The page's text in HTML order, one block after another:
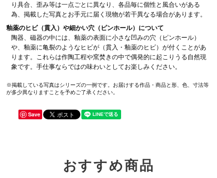
り具合、歪み等は一点ごとに異なり、各品毎に個性と風合いがある
為、掲載した写真とお手元に届く現物が若干異なる場合があります。
釉薬のヒビ（貫入）や細かい穴（ピンホール）について
陶器、磁器の中には、釉薬の表面に小さな凹みの穴（ピンホール）
や、釉薬に亀裂のようなヒビが（貫入・釉薬のヒビ）が付くことがあ
ります。これらは作陶工程や窯焚きの中で偶発的に起こりうる自然現
象です。手仕事ならではの味わいとしてお楽しみください。
※掲載している写真はシリーズの一例です。お届けする作品・商品と形、色、寸法等
が多少異なりますことを予めご了承ください。
Save
おすすめ商品